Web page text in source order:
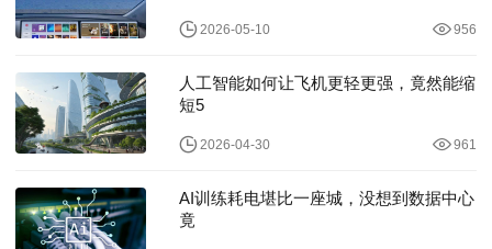
2026-05-10 956
人工智能如何让飞机更轻更强，竟然能缩
短5
2026-04-30 961
AI训练耗电堪比一座城，没想到数据中心
竟